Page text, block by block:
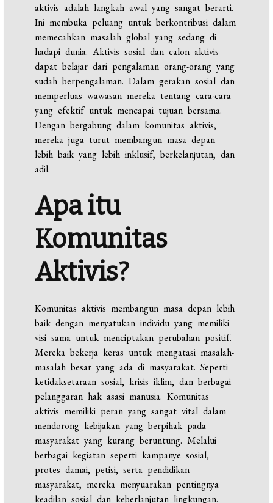
aktivis adalah langkah awal yang sangat berarti.
Ini membuka peluang untuk berkontribusi dalam
memecahkan masalah global yang sedang di
hadapi dunia. Aktivis sosial dan calon aktivis
dapat belajar dari pengalaman orang-orang yang
sudah berpengalaman. Dalam gerakan sosial dan
memperluas wawasan mereka tentang cara-cara
yang efektif untuk mencapai tujuan bersama.
Dengan bergabung dalam komunitas aktivis,
mereka juga turut membangun masa depan
lebih baik yang lebih inklusif, berkelanjutan, dan
adil.
Apa itu
Komunitas
Aktivis?
Komunitas aktivis membangun masa depan lebih
baik dengan menyatukan individu yang memiliki
visi sama untuk menciptakan perubahan positif.
Mereka bekerja keras untuk mengatasi masalah-
masalah besar yang ada di masyarakat. Seperti
ketidaksetaraan sosial, krisis iklim, dan berbagai
pelanggaran hak asasi manusia. Komunitas
aktivis memiliki peran yang sangat vital dalam
mendorong kebijakan yang berpihak pada
masyarakat yang kurang beruntung. Melalui
berbagai kegiatan seperti kampanye sosial,
protes damai, petisi, serta pendidikan
masyarakat, mereka menyuarakan pentingnya
keadilan sosial dan keberlanjutan lingkungan.